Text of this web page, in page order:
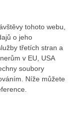
tohoto webu,
o jeho
třetích stran a
v EU, USA
soubory
Níže můžete